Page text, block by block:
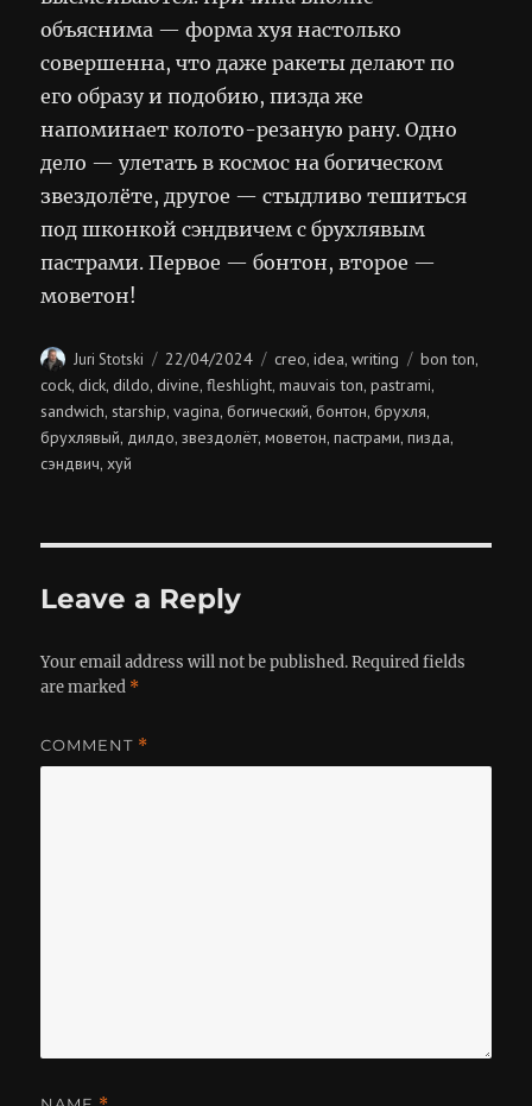
объяснима — форма хуя настолько
совершенна, что даже ракеты делают по
его образу и подобию, пизда же
напоминает колото-резаную рану. Одно
дело — улетать в космос на богическом
звездолёте, другое — стыдливо тешиться
под шконкой сэндвичем с брухлявым
пастрами. Первое — бонтон, второе —
моветон!
Author
Juri Stotski
Posted
on
22/04/2024 Categories
creo,idea,writing Tags
bon ton,
cock,dick,dildo,divine,fleshlight,mauvais ton,pastrami,
sandwich, starship,vagina,богический,бонтон,брухля,
брухлявый, дилдо,звездолёт,моветон,пастрами,пизда,
сэндвич,хуй
Leave a Reply
Your email address will not be published. Required fields
are marked *
COMMENT *